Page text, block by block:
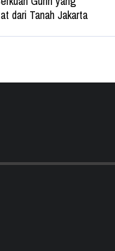
dari Tanah Jakarta